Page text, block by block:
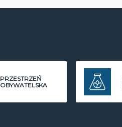
PRZESTRZEŃ
OBYWATELSKA